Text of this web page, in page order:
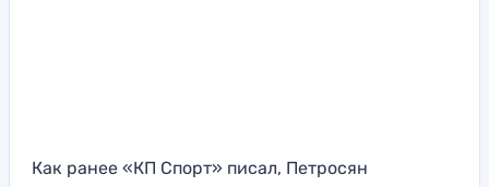
Как ранее «КП Спорт» писал, Петросян